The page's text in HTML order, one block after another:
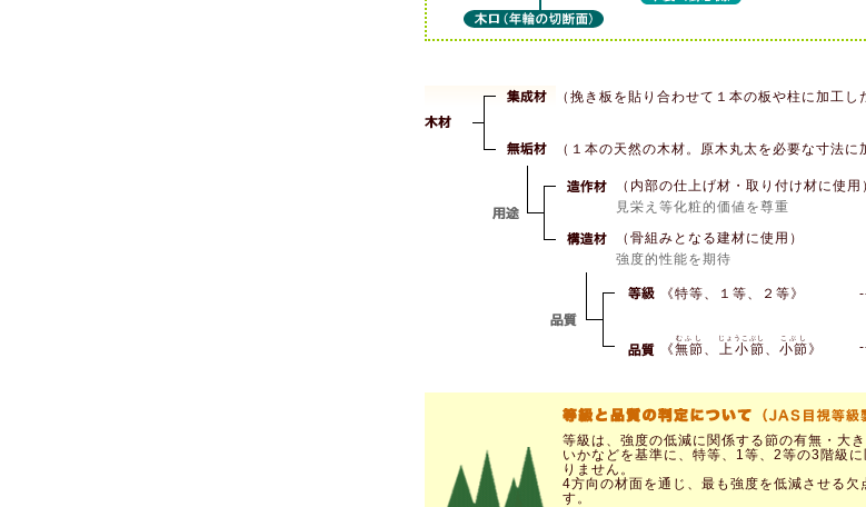
（挽き板を貼り合わせて１本の板や柱に加工し
（１本の天然の木材。原木丸太を必要な寸法に
（内部の仕上げ材・取り付け材に使用
見栄え等化粧的価値を尊重
（骨組みとなる建材に使用）
強度的性能を期待
《特等、１等、２等》
《無節
むふし
上小節
じょうこぶし
小節
こぶし
》
等級は、強度の低減に関係する節の有無・大
いかなどを基準に、特等、1等、2等の3階級
りません。
4方向の材面を通じ、最も強度を低減させる欠
す。